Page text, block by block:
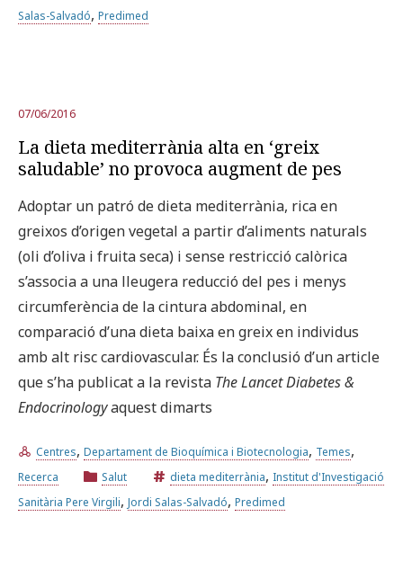
Salas-Salvadó, Predimed
07/06/2016
La dieta mediterrània alta en ‘greix
saludable’ no provoca augment de pes
Adoptar un patró de dieta mediterrània, rica en
greixos d’origen vegetal a partir d’aliments naturals
(oli d’oliva i fruita seca) i sense restricció calòrica
s’associa a una lleugera reducció del pes i menys
circumferència de la cintura abdominal, en
comparació d’una dieta baixa en greix en individus
amb alt risc cardiovascular. És la conclusió d’un article
que s’ha publicat a la revista The Lancet Diabetes &
Endocrinologyaquest dimarts
Centres, Departament de Bioquímica i Biotecnologia, Temes,
Recerca Salut dieta mediterrània, Institut d'Investigació
Sanitària Pere Virgili, Jordi Salas-Salvadó, Predimed